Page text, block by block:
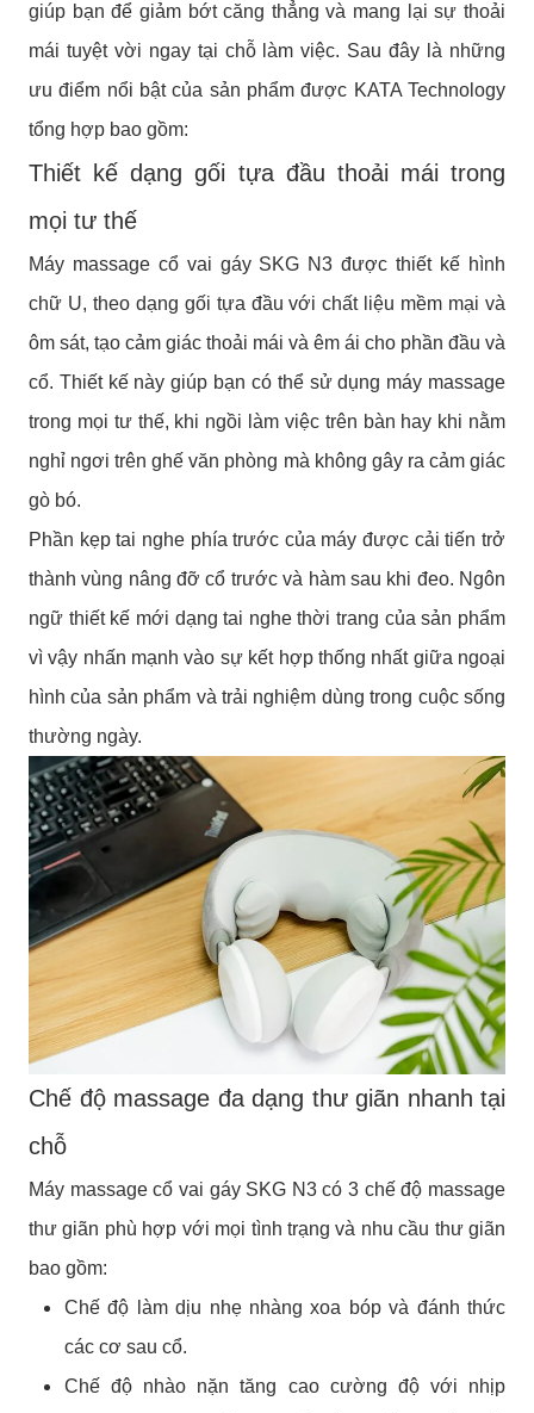
giúp bạn để giảm bớt căng thẳng và mang lại sự thoải
mái tuyệt vời ngay tại chỗ làm việc. Sau đây là những
ưu điểm nổi bật của sản phẩm được KATA Technology
tổng hợp bao gồm:
Thiết kế dạng gối tựa đầu thoải mái trong
mọi tư thế
Máy massage cổ vai gáy SKG N3 được thiết kế hình
chữ U, theo dạng gối tựa đầu với chất liệu mềm mại và
ôm sát, tạo cảm giác thoải mái và êm ái cho phần đầu và
cổ. Thiết kế này giúp bạn có thể sử dụng máy massage
trong mọi tư thế, khi ngồi làm việc trên bàn hay khi nằm
nghỉ ngơi trên ghế văn phòng mà không gây ra cảm giác
gò bó.
Phần kẹp tai nghe phía trước của máy được cải tiến trở
thành vùng nâng đỡ cổ trước và hàm sau khi đeo. Ngôn
ngữ thiết kế mới dạng tai nghe thời trang của sản phẩm
vì vậy nhấn mạnh vào sự kết hợp thống nhất giữa ngoại
hình của sản phẩm và trải nghiệm dùng trong cuộc sống
thường ngày.
Chế độ massage đa dạng thư giãn nhanh tại
chỗ
Máy massage cổ vai gáy SKG N3 có 3 chế độ massage
thư giãn phù hợp với mọi tình trạng và nhu cầu thư giãn
bao gồm:
Chế độ làm dịu nhẹ nhàng xoa bóp và đánh thức
các cơ sau cổ.
Chế độ nhào nặn tăng cao cường độ với nhịp